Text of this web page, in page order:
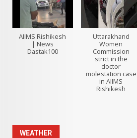
AIIMS Rishikesh
| News
Dastak100
Uttarakhand
Women
Commission
strict in the
doctor
molestation case
in AIIMS
Rishikesh
WEATHER